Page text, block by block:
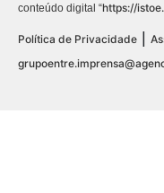
conteúdo digital “https://
Política de Privacidade